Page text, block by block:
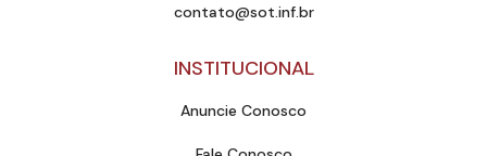
contato@sot.inf.br
INSTITUCIONAL
Anuncie Conosco